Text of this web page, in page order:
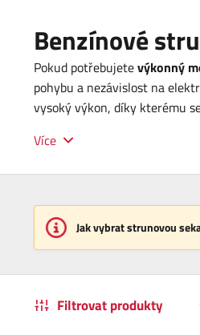
Benzínové
Pokud potřebujetevýkonný
pohybu a nezávislost na
vysoký výkon, díky kterému
Více
Jak vybrat strunovou
Filtrovat produkty